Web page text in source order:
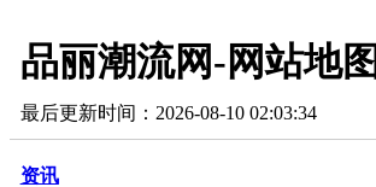
品丽潮流网-网站地图
最后更新时间：2026-08-10 02:03:34
资讯